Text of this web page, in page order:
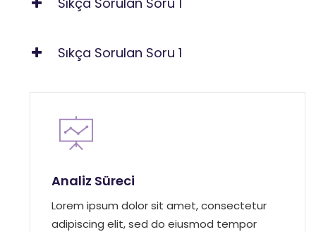
Sıkça Sorulan Soru 1
Analiz Süreci
Lorem ipsum dolor sit amet, consectetur
adipiscing elit, sed do eiusmod tempor